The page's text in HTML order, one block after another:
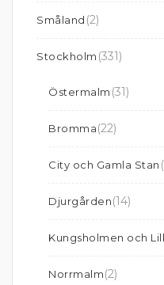
Småland (2)
Stockholm (331)
Östermalm (31)
Bromma(22)
City och Gamla Stan
Djurgården(14)
Kungsholmen och
Norrmalm(2)